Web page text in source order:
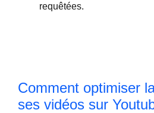
requêtées.
Comment optimiser
ses vidéos sur